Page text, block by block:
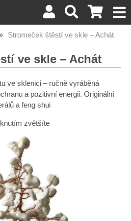
Stromeček štěstí ve skle – Achát
ve skle – Achát
ve sklenici – ručně vyráběná
a pozitivní energii. Originální
a feng shui
zvětšíte